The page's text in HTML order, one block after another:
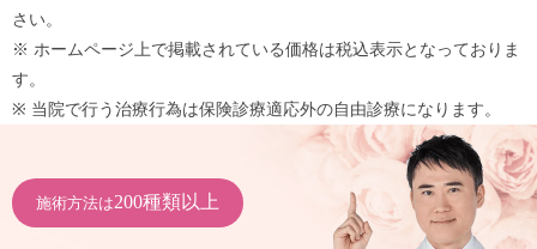
さい。
※ ホームページ上で掲載されている価格は税込表示となっておりま
す。
※ 当院で行う治療行為は保険診療適応外の自由診療になります。
施術方法は200種類以上